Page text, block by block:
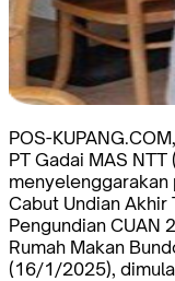
POS-
PT Gadai MAS NTT
Cabut Undian Akhir
Pengundian CUAN
Rumah Makan
(16/1/2025),